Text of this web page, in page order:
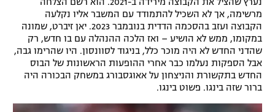
מרשימה, אך לא השכיל להתמודד עם המשבר אליו נקלעה
הקבוצה ועזב בהסכמה הדדית בנובמבר 2023. יאן זיברט, שמונה
במקומו, ממש לא הושיע – ואז הלכה ההנהלה עם בו חדש, רק
שהדני החדש לא היה מוכר כלל, בניגוד לסוונסון. היו שהרימו גבה,
אבל הספקות נעלמו כבר אחרי ההופעות הראשונות של הבוס
החדש בתקשורת והניצחון על אאוגסבורג במשחק הבכורה היה
ברור שזה בינגו. פשוט בינגו.